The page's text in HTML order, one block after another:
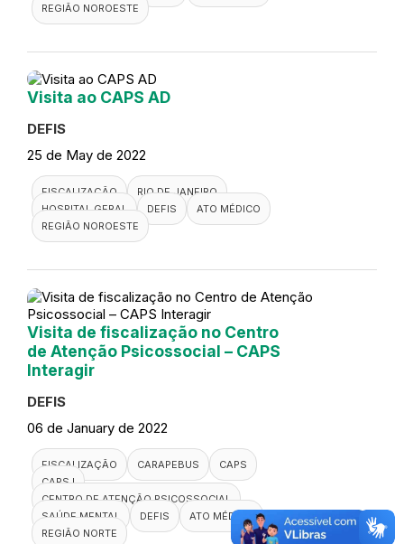
REGIÃO NOROESTE
Visita ao CAPS AD
DEFIS
25 de May de 2022
FISCALIZAÇÃO
RIO DE JANEIRO
HOSPITAL GERAL
DEFIS
ATO MÉDICO
REGIÃO NOROESTE
Visita de fiscalização no Centro
de Atenção Psicossocial – CAPS
Interagir
DEFIS
06 de January de 2022
FISCALIZAÇÃO CARAPEBUS
CAPS
CAPS I
CENTRO DE ATENÇÃO PSICOSSOCIAL
SAÚDE MENTAL
DEFIS
ATO MÉDICO
REGIÃO NORTE